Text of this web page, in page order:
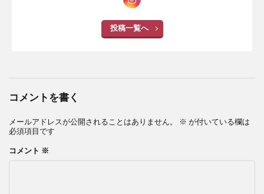
投稿一覧へ
コメントを書く
メールアドレスが公開されることはありません。 ※ が付いている欄は
必須項目です
コメント ※